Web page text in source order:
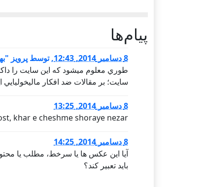
پيام‌ها
8 دسامبر 2014, 12:43 ,توسط پرویز
طوري معلوم ميشود كه اين سايت را
سايت؛ بر مقالات ضد افكار
8 دسامبر 2014, 13:25
khar e cheshme shoraye nezar
8 دسامبر 2014, 14:25
آیا این عکس ها یا سرخط، مطلب یا
باید تعبیر کند؟